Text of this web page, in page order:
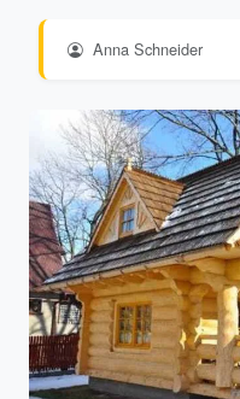
Anna Schneider